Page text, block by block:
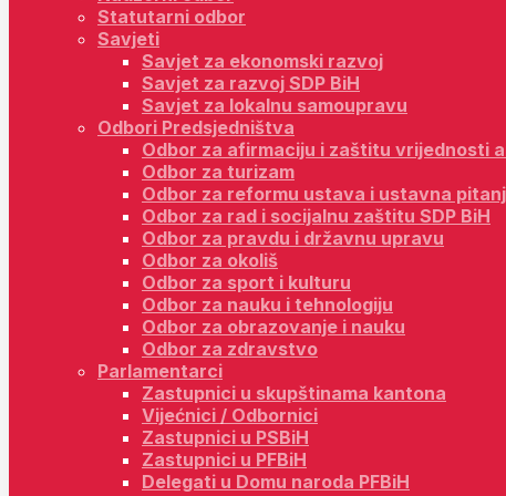
Statutarni odbor
Savjeti
Savjet za ekonomski razvoj
Savjet za razvoj SDP BiH
Savjet za lokalnu samoupravu
Odbori Predsjedništva
Odbor za afirmaciju i zaštitu vrijednosti
Odbor za turizam
Odbor za reformu ustava i ustavna
Odbor za rad i socijalnu zaštitu SDP BiH
Odbor za pravdu i državnu upravu
Odbor za okoliš
Odbor za sport i kulturu
Odbor za nauku i tehnologiju
Odbor za obrazovanje i nauku
Odbor za zdravstvo
Parlamentarci
Zastupnici u skupštinama kantona
Vijećnici / Odbornici
Zastupnici u PSBiH
Zastupnici u PFBiH
Delegati u Domu naroda PFBiH